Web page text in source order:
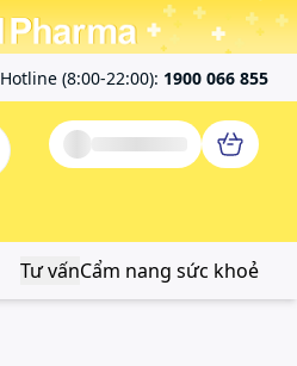
Hotline (8:00-22:00): 1900 066 855
Tư vấnCẩm nang sức khoẻ